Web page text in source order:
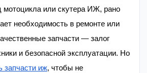
мотоцикла или скутера ИЖ, рано
необходимость в ремонте или
запчасти — залог
и безопасной эксплуатации. Но
запчасти иж, чтобы не